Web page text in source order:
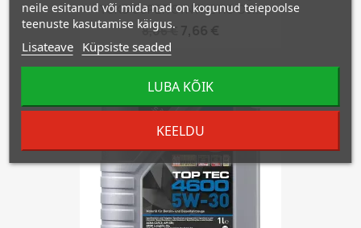
YUKO SUPER SYNTHETIC C3...
8,06 €
neile esitanud või mida nad on kogunud teiepoolse
teenuste kasutamise käigus.
Lisateave Küpsiste seaded
KEELDU
LUBA KÕIK